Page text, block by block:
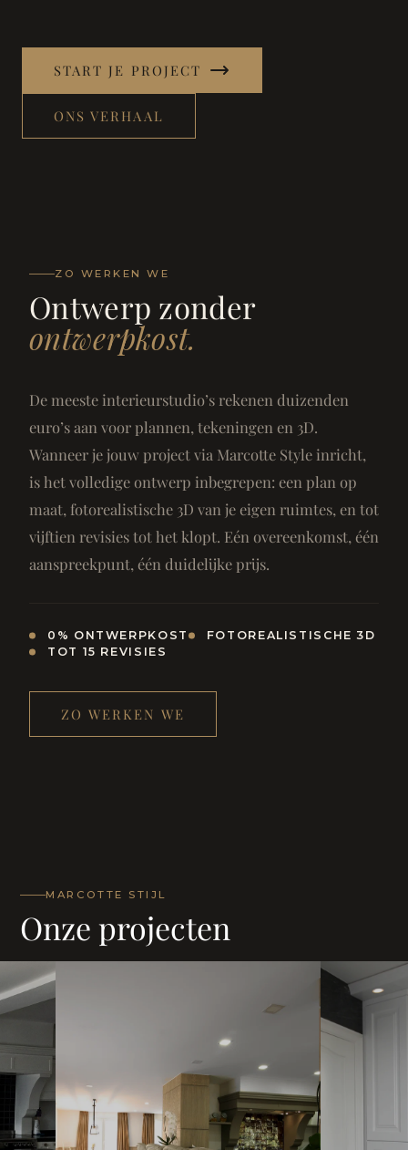
START JE PROJECT
ONS VERHAAL
ZO WERKEN WE
Ontwerp zonder
ontwerpkost.
De meeste interieurstudio’s rekenen duizenden
euro’s aan voor plannen, tekeningen en 3D.
Wanneer je jouw project via Marcotte Style inricht,
is het volledige ontwerp inbegrepen: een plan op
maat, fotorealistische 3D van je eigen ruimtes, en tot
vijftien revisies tot het klopt. Eén overeenkomst, één
aanspreekpunt, één duidelijke prijs.
0% ONTWERPKOST
FOTOREALISTISCHE 3D
TOT 15 REVISIES
ZO WERKEN WE
MARCOTTE STIJL
Onze projecten